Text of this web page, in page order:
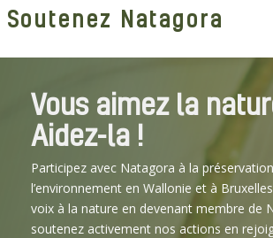
Soutenez Natagora
Vous aimez la
Aidez-la !
Participez avec Natagora à la
l’environnement en Wallonie et à
voix à la nature en devenant membre de
soutenez activement nos actions en